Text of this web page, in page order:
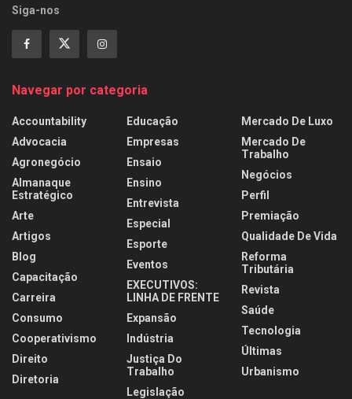
Siga-nos
Navegar por categoria
Accountability
Advocacia
Agronegócio
Almanaque
Estratégico
Arte
Artigos
Blog
Capacitação
Carreira
Consumo
Cooperativismo
Direito
Diretoria
Educação
Empresas
Ensaio
Ensino
Entrevista
Especial
Esporte
Eventos
EXECUTIVOS:
LINHA DE FRENTE
Expansão
Indústria
Justiça Do
Trabalho
Legislação
Mercado De Luxo
Mercado De
Trabalho
Negócios
Perfil
Premiação
Qualidade De Vida
Reforma
Tributária
Revista
Saúde
Tecnologia
Últimas
Urbanismo